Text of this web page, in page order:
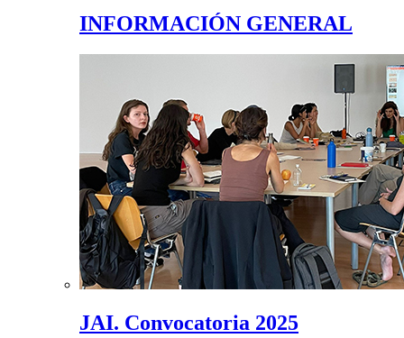
INFORMACIÓN GENERAL
JAI. Convocatoria 2025